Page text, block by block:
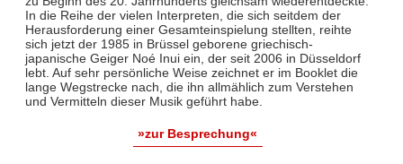
In die Reihe der vielen Interpreten, die sich seitdem der
Herausforderung einer Gesamteinspielung stellten, reihte
sich jetzt der 1985 in Brüssel geborene griechisch-
japanische Geiger Noé Inui ein, der seit 2006 in Düsseldorf
lebt. Auf sehr persönliche Weise zeichnet er im Booklet die
lange Wegstrecke nach, die ihn allmählich zum Verstehen
und Vermitteln dieser Musik geführt habe.
»zur Besprechung«